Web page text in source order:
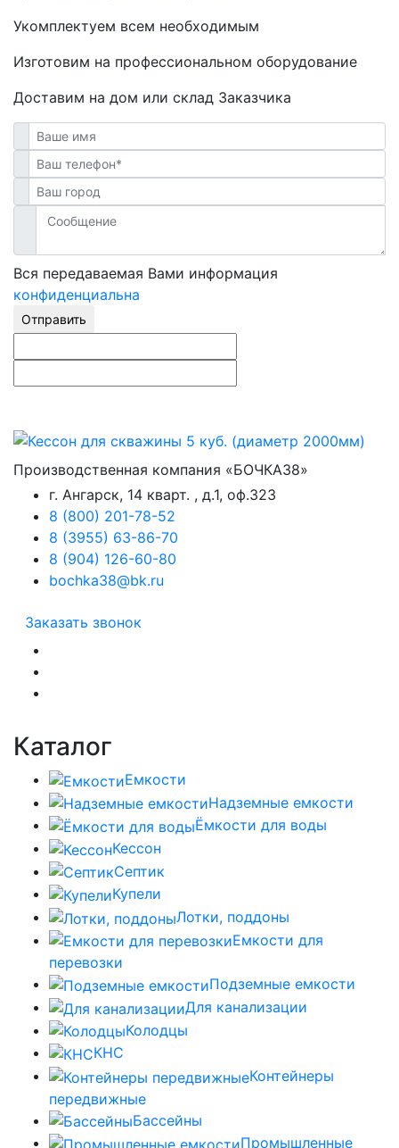
Укомплектуем всем необходимым
Изготовим на профессиональном оборудование
Доставим на дом или склад Заказчика
Вся передаваемая Вами информация
конфиденциальна
Отправить
Производственная компания «БОЧКА38»
г. Ангарск, 14 кварт. , д.1, оф.323
8 (800) 201-78-52
8 (3955) 63-86-70
8 (904) 126-60-80
bochka38@bk.ru
Заказать звонок
Каталог
Емкости
Надземные емкости
Ёмкости для воды
Кессон
Септик
Купели
Лотки, поддоны
Емкости для
перевозки
Подземные емкости
Для канализации
Колодцы
КНС
Контейнеры
передвижные
Бассейны
Промышленные